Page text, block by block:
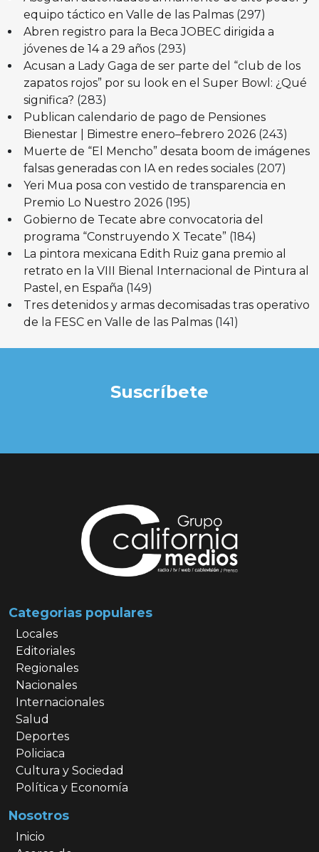
equipo táctico en Valle de las Palmas (297)
Abren registro para la Beca JOBEC dirigida a
jóvenes de 14 a 29 años (293)
Acusan a Lady Gaga de ser parte del “club de los
zapatos rojos” por su look en el Super Bowl: ¿Qué
significa? (283)
Publican calendario de pago de Pensiones
Bienestar | Bimestre enero–febrero 2026 (243)
Muerte de “El Mencho” desata boom de imágenes
falsas generadas con IA en redes sociales (207)
Yeri Mua posa con vestido de transparencia en
Premio Lo Nuestro 2026 (195)
Gobierno de Tecate abre convocatoria del
programa “Construyendo X Tecate” (184)
La pintora mexicana Edith Ruiz gana premio al
retrato en la VIII Bienal Internacional de Pintura al
Pastel, en España (149)
Tres detenidos y armas decomisadas tras operativo
de la FESC en Valle de las Palmas (141)
Suscríbete
Categorias populares
Locales
Editoriales
Regionales
Nacionales
Internacionales
Salud
Deportes
Policiaca
Cultura y Sociedad
Política y Economía
Nosotros
Inicio